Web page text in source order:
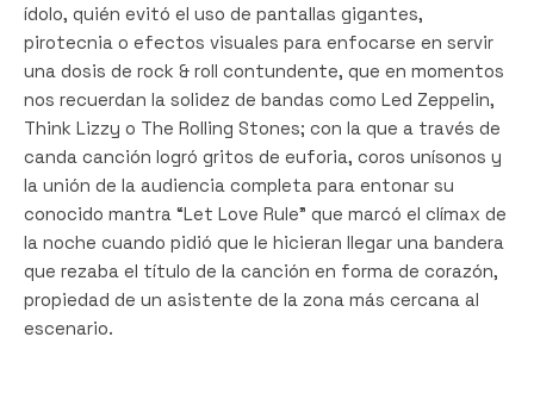
ídolo, quién evitó el uso de pantallas gigantes,
pirotecnia o efectos visuales para enfocarse en servir
una dosis de rock & roll contundente, que en momentos
nos recuerdan la solidez de bandas como Led Zeppelin,
Think Lizzy o The Rolling Stones; con la que a través de
canda canción logró gritos de euforia, coros unísonos y
la unión de la audiencia completa para entonar su
conocido mantra “Let Love Rule” que marcó el clímax de
la noche cuando pidió que le hicieran llegar una bandera
que rezaba el título de la canción en forma de corazón,
propiedad de un asistente de la zona más cercana al
escenario.